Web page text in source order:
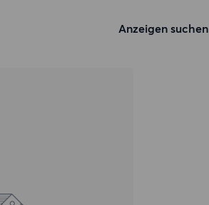
Anzeigen suchen